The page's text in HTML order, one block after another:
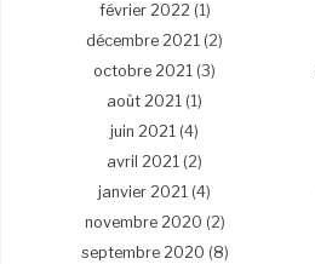
février 2022 (1)
décembre 2021 (2)
octobre 2021 (3)
août 2021 (1)
juin 2021 (4)
avril 2021 (2)
janvier 2021 (4)
novembre 2020 (2)
septembre 2020 (8)